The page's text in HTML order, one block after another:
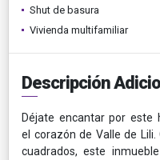
Shut de basura
Vivienda multifamiliar
Descripción
Déjate encantar por este
el corazón de Valle de
cuadrados, este